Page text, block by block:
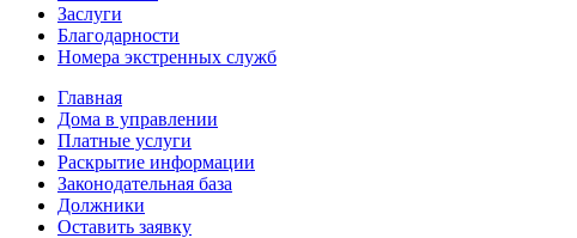
Заслуги
Благодарности
Номера экстренных служб
Главная
Дома в управлении
Платные услуги
Раскрытие информации
Законодательная база
Должники
Оставить заявку